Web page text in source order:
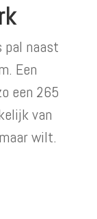
pal naast
Een
een 265
van
wilt.